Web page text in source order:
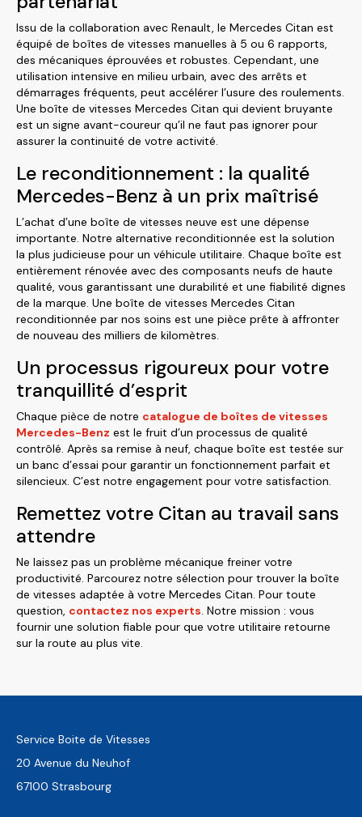
Issu de la collaboration avec Renault, le Mercedes Citan est
équipé de boîtes de vitesses manuelles à 5 ou 6 rapports,
des mécaniques éprouvées et robustes. Cependant, une
utilisation intensive en milieu urbain, avec des arrêts et
démarrages fréquents, peut accélérer l’usure des roulements.
Une boîte de vitesses Mercedes Citan qui devient bruyante
est un signe avant-coureur qu’il ne faut pas ignorer pour
assurer la continuité de votre activité.
Le reconditionnement : la qualité
Mercedes-Benz à un prix maîtrisé
L’achat d’une boîte de vitesses neuve est une dépense
importante. Notre alternative reconditionnée est la solution
la plus judicieuse pour un véhicule utilitaire. Chaque boîte est
entièrement rénovée avec des composants neufs de haute
qualité, vous garantissant une durabilité et une fiabilité dignes
de la marque. Une boîte de vitesses Mercedes Citan
reconditionnée par nos soins est une pièce prête à affronter
de nouveau des milliers de kilomètres.
Un processus rigoureux pour votre
tranquillité d’esprit
Chaque pièce de notre catalogue de boîtes de vitesses
Mercedes-Benz est le fruit d’un processus de qualité
contrôlé. Après sa remise à neuf, chaque boîte est testée sur
un banc d’essai pour garantir un fonctionnement parfait et
silencieux. C’est notre engagement pour votre satisfaction.
Remettez votre Citan au travail sans
attendre
Ne laissez pas un problème mécanique freiner votre
productivité. Parcourez notre sélection pour trouver la boîte
de vitesses adaptée à votre Mercedes Citan. Pour toute
question, contactez nos experts. Notre mission : vous
fournir une solution fiable pour que votre utilitaire retourne
sur la route au plus vite.
Service Boite de Vitesses
20 Avenue du Neuhof
67100 Strasbourg